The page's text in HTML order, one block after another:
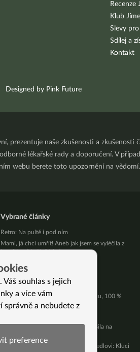
Recenze
Klub
Slevy
Sdílej a
Kontakt
Designed by Pink Future
prezentuje naše zkušenosti a
lékařské rady a doporučení. V
webu berete toto upozornění na vědomí.
Vybrané články
Retro: Na pultě i pod ním
Mami, já chci umřít! Aneb jak jsem se vyléčila z
boreliózy (Verči, 31 let)
Novoluní ve znamení Lva 4.8. 2024
Jak se zbavit akné
Zahrada v červenci
Coca Cola Zero – 0 % cukru a kofeinu, 100 %
chemie
Zkuste to říct svému lékaři, já to zkusila na
Ondřej (15 let) a Jakub (18 let) Hosnedlovi: Kluci
souhlas s jejich
a více vám
správně a nebudete z
preference